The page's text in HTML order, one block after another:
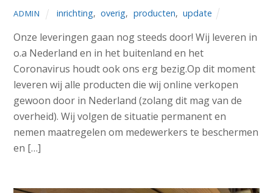
ADMIN inrichting, overig, producten, update
Onze leveringen gaan nog steeds door! Wij leveren in
o.a Nederland en in het buitenland en het
Coronavirus houdt ook ons erg bezig.Op dit moment
leveren wij alle producten die wij online verkopen
gewoon door in Nederland (zolang dit mag van de
overheid). Wij volgen de situatie permanent en
nemen maatregelen om medewerkers te beschermen
en […]